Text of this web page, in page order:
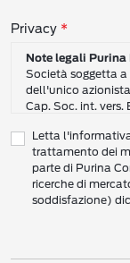
Consensi
Privacy
Note legali Purina
Società soggetta
dell'unico
Cap. Soc. int. vers.
6 - 20057 Assago
Tel.: +39 02 8181 1
Codice Fiscale e
PEC: pur.it@pec.it
Letta
trattamento dei
parte di Purina
ricerche di
soddisfazione)